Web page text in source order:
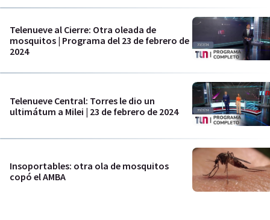
Telenueve al Cierre: Otra oleada de
mosquitos | Programa del 23 de febrero de
2024
Telenueve Central: Torres le dio un
ultimátum a Milei | 23 de febrero de 2024
Insoportables: otra ola de mosquitos
copó el AMBA